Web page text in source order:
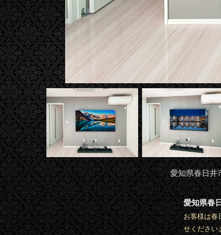
愛知県春日井
愛知県春
お客様は春
せください